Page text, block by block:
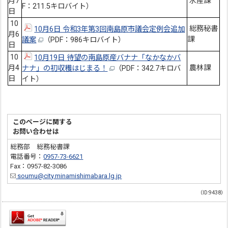
日
F：211.5キロバイト）
10
月6
日
10月6日 令和3年第3回南島原市議会定例会追加
議案
（PDF：986キロバイト）
総務秘書
課
10
月4
日
10月19日 待望の南島原産バナナ「なかなかバ
ナナ」の初収穫はじまる！
（PDF：342.7キロバ
イト）
農林課
このページに関する
お問い合わせは
総務部 総務秘書課
電話番号：0957-73-6621
Fax：0957-82-3086
soumu@city.minamishimabara.lg.jp
（ID:9438）